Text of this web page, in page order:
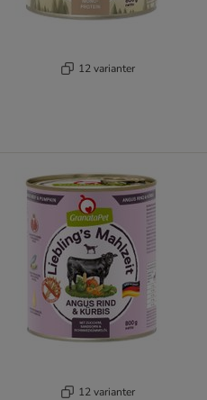
12 varianter
12 varianter